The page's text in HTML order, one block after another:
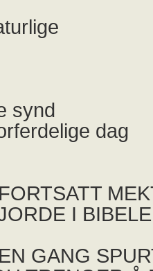
synd
dag
I
GANG